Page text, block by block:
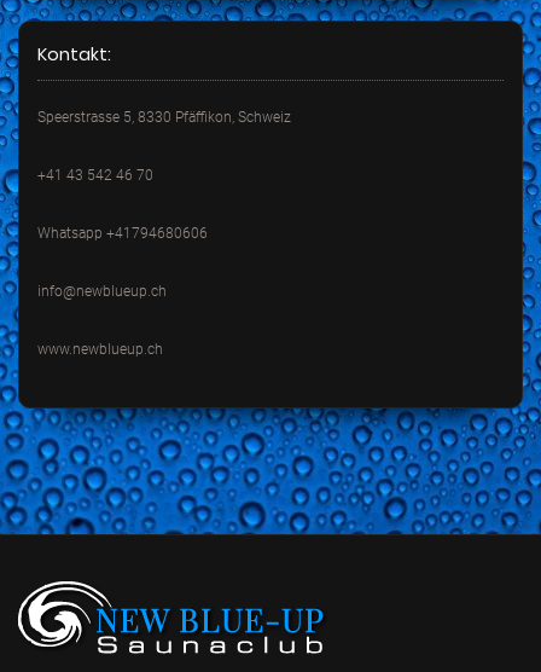
Kontakt:
Speerstrasse 5, 8330 Pfäffikon, Schweiz
+41 43 542 46 70
Whatsapp +41794680606
info@newblueup.ch
www.newblueup.ch